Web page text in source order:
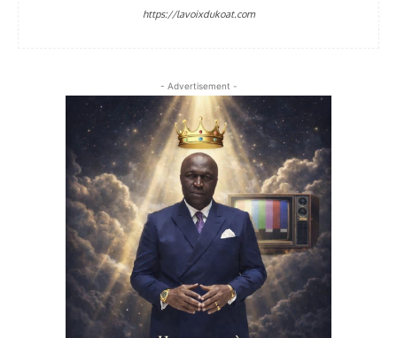
https://lavoixdukoat.com
- Advertisement -